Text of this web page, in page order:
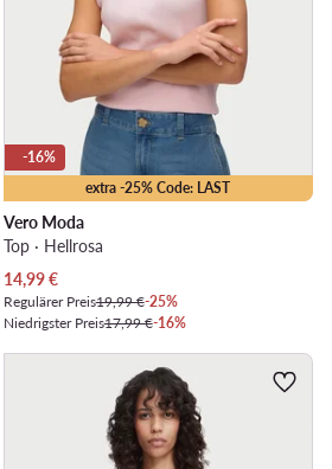
extra -25% Code: LAST
-16%
Vero Moda
Top · Hellrosa
Aktueller Preis
14,99€
Regulärer Preis19,99 €-25%
Niedrigster Preis17,99 €-16%